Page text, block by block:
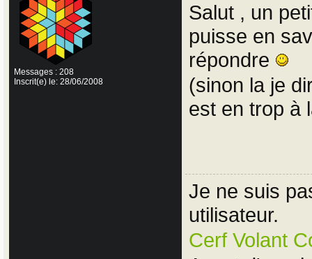
Messages : 208
Inscrit(e) le: 28/06/2008
Salut , un
puisse en
répondre
(sinon la je
est en trop à
Je ne suis
utilisateur.
Cerf Volant